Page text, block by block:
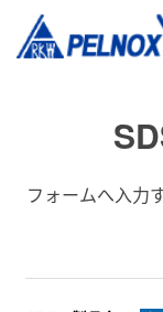
フォームへ入力